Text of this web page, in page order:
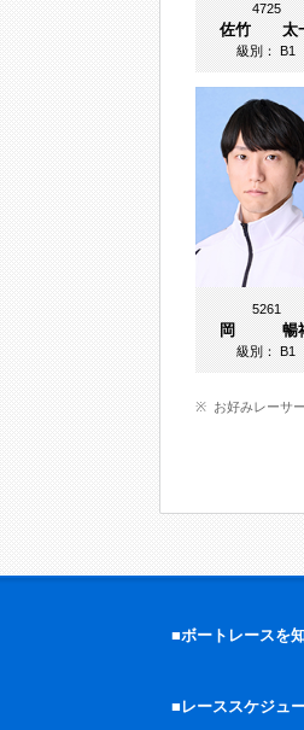
4725
佐竹 太
級別：B1
5261
岡 暢
級別：B1
お好みレーサ
■ボートレースを
■レーススケジュ